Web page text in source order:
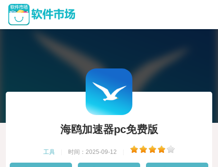
海鸥加速器pc免费版
工具 时间：2025-09-12